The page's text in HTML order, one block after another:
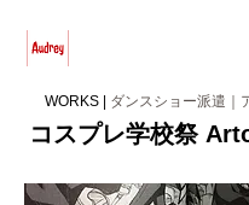
WORKS | ダンスショー派遣｜
コスプレ学校祭